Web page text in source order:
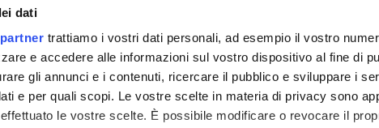
dati
trattiamo i vostri dati personali, ad esempio il vostro
e accedere alle informazioni sul vostro dispositivo al fine di
gli annunci e i contenuti, ricercare il pubblico e sviluppare i
e per quali scopi. Le vostre scelte in materia di privacy sono
le vostre scelte. È possibile modificare o revocare il